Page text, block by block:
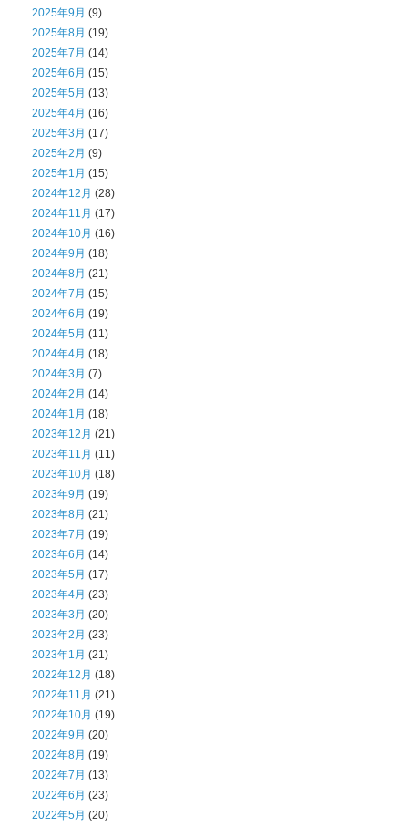
2025年9月 (9)
2025年8月 (19)
2025年7月 (14)
2025年6月 (15)
2025年5月 (13)
2025年4月 (16)
2025年3月 (17)
2025年2月 (9)
2025年1月 (15)
2024年12月 (28)
2024年11月 (17)
2024年10月 (16)
2024年9月 (18)
2024年8月 (21)
2024年7月 (15)
2024年6月 (19)
2024年5月 (11)
2024年4月 (18)
2024年3月 (7)
2024年2月 (14)
2024年1月 (18)
2023年12月 (21)
2023年11月 (11)
2023年10月 (18)
2023年9月 (19)
2023年8月 (21)
2023年7月 (19)
2023年6月 (14)
2023年5月 (17)
2023年4月 (23)
2023年3月 (20)
2023年2月 (23)
2023年1月 (21)
2022年12月 (18)
2022年11月 (21)
2022年10月 (19)
2022年9月 (20)
2022年8月 (19)
2022年7月 (13)
2022年6月 (23)
2022年5月 (20)